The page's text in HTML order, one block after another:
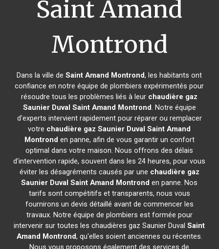
Saint Amand
Montrond
Dans la ville deSaint Amand Montrond, les habitants ont
confiance en notre équipe de plombiers expérimentés pour
résoudre tous les problèmes liés à leur chaudière gaz
Saunier Duval Saint Amand Montrond. Notre équipe
d'experts intervient rapidement pour réparer ou remplacer
votre chaudière gaz Saunier Duval Saint Amand
Montrond en panne, afin de vous garantir un confort
optimal dans votre maison. Nous offrons des délais
d'intervention rapide, souvent dans les 24 heures, pour vous
éviter les désagréments causés par une chaudière gaz
Saunier Duval Saint Amand Montrond en panne. Nos
tarifs sont compétitifs et transparents, nous vous
fournirons un devis détaillé avant de commencer les
travaux. Notre équipe de plombiers est formée pour
intervenir sur toutes les chaudières gaz Saunier DuvalSaint
Amand Montrond, qu'elles soient anciennes ou récentes.
Nous vous proposons également des services de